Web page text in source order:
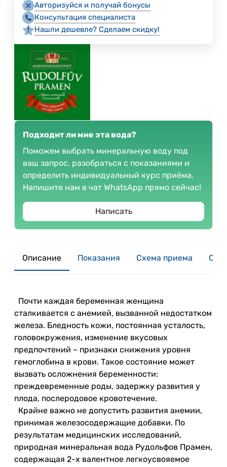
Авторизуйся и получай бонусы
Консультация специалиста
Нашли дешевле? Сделаем скидку!
Подходит ли мне эта вода?
Поможем выбрать минеральную воду под
ваш запрос, разобраться с показаниями и
определить индивидуальный курс приёма.
Напишите нам в чат WhatsApp прямо сейчас!
Написать
Описание Показания Схема приема
Почти каждая беременная женщина
сталкивается с анемией, вызванной недостатком
железа. Бледность кожи, постоянная усталость,
головокружения, изменение вкусовых
предпочтений – признаки снижения уровня
гемоглобина в крови. Такое состояние может
вызвать осложнения беременности:
преждевременные роды, задержку развития у
плода, послеродовое кровотечение.
Крайне важно не допустить развития анемии,
принимая железосодержащие добавки. По
результатам медицинских исследований,
природная минеральная вода Рудольфов Прамен,
содержащая 2-х валентное легкоусвояемое